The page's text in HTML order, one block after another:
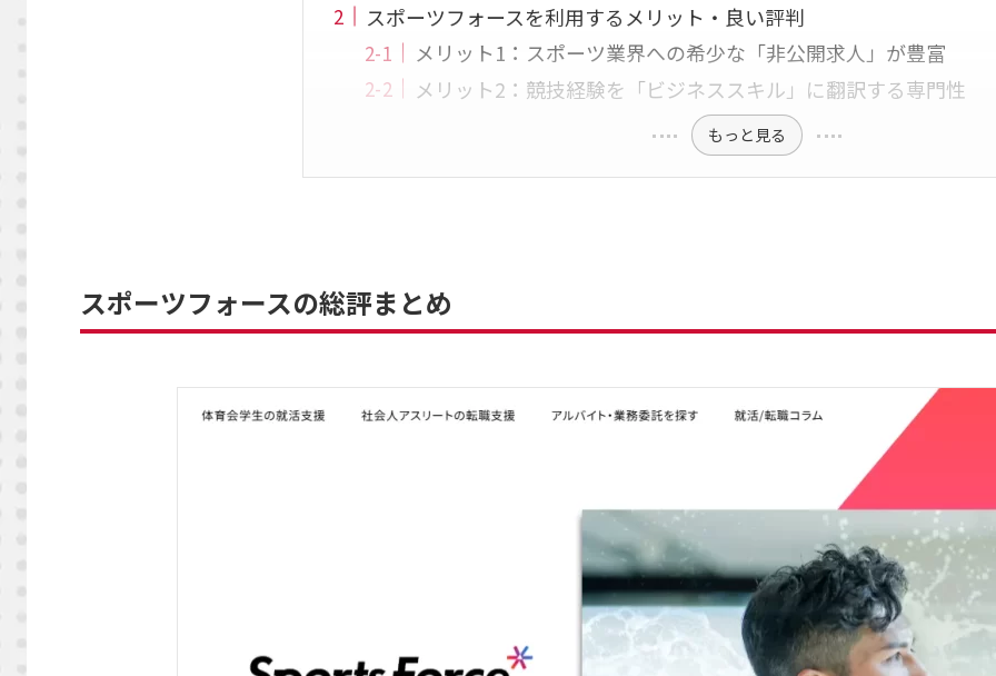
スポーツフォースを利用するメリット・良い評判
メリット1：スポーツ業界への希少な「非公開求人」が豊富
メリット2：競技経験を「ビジネススキル」に翻訳する専門性
もっと見る
スポーツフォースの総評まとめ